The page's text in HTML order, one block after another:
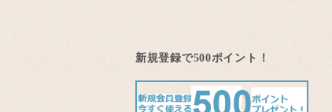
新規登録で500ポイント！